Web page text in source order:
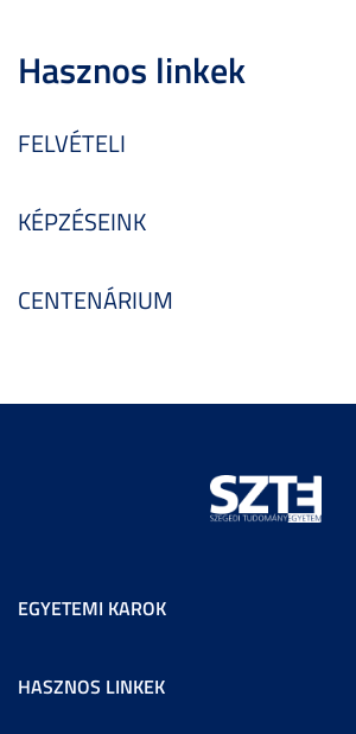
Hasznos linkek
FELVÉTELI
KÉPZÉSEINK
CENTENÁRIUM
EGYETEMI KAROK
HASZNOS LINKEK